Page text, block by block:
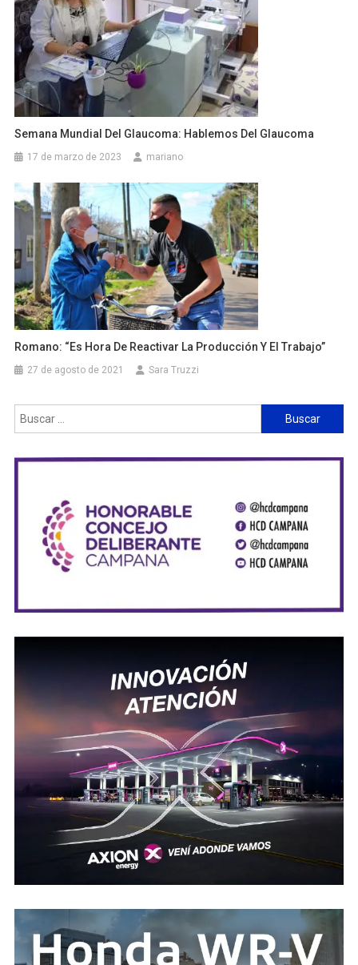
Semana Mundial Del Glaucoma: Hablemos Del Glaucoma
17 de marzo de 2023 mariano
Romano: “es Hora De Reactivar La Producción Y El Trabajo”
27 de agosto de 2021 Sara Truzzi
Buscar: